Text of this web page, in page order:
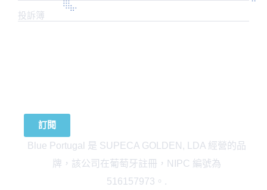
投訴簿
訂閱
Blue Portugal 是 SUPECA GOLDEN, LDA 經營的品
牌，該公司在葡萄牙註冊，NIPC 編號為
516157973。.